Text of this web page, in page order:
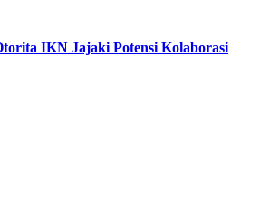
IKN Jajaki Potensi Kolaborasi